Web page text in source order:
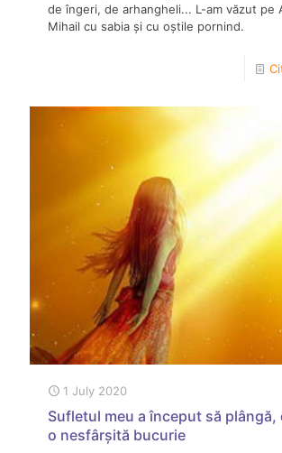
de îngeri, de arhangheli... L-am văzut pe
Mihail cu sabia și cu oștile pornind.
1 July 2020
Sufletul meu a început să
o nesfârșită bucurie